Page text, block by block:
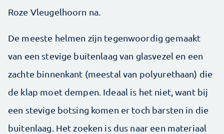
Roze Vleugelhoorn na.
De meeste helmen zijn tegenwoordig gemaakt
van een stevige buitenlaag van glasvezel en een
zachte binnenkant (meestal van polyurethaan) die
de klap moet dempen. Ideaal is het niet, want bij
een stevige botsing komen er toch barsten in die
buitenlaag. Het zoeken is dus naar een materiaal